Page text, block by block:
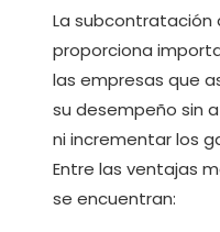
La subcontratación
proporciona
las empresas que
su desempeño sin
ni incrementar los
Entre las ventajas
se encuentran: